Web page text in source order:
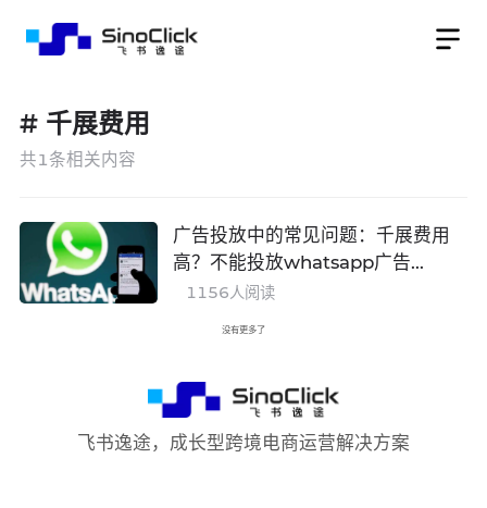
# 千展费用
共1条相关内容
广告投放中的常见问题：千展费用
高？不能投放whatsapp广告...
1156人阅读
没有更多了
飞书逸途，成长型跨境电商运营解决方案